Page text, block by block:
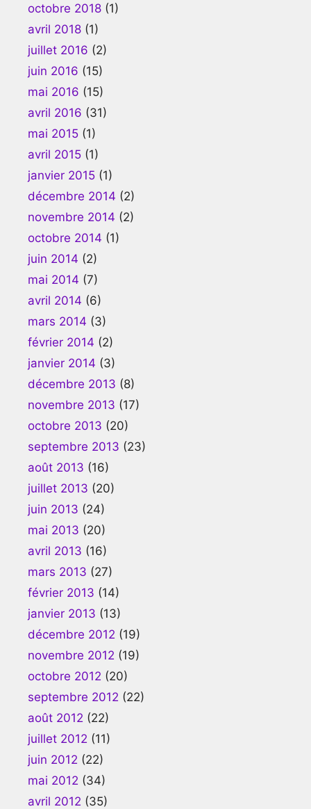
octobre 2018 (1)
avril 2018 (1)
juillet 2016 (2)
juin 2016 (15)
mai 2016 (15)
avril 2016 (31)
mai 2015 (1)
avril 2015 (1)
janvier 2015 (1)
décembre 2014 (2)
novembre 2014 (2)
octobre 2014 (1)
juin 2014 (2)
mai 2014 (7)
avril 2014 (6)
mars 2014 (3)
février 2014 (2)
janvier 2014 (3)
décembre 2013 (8)
novembre 2013 (17)
octobre 2013 (20)
septembre 2013 (23)
août 2013 (16)
juillet 2013 (20)
juin 2013 (24)
mai 2013 (20)
avril 2013 (16)
mars 2013 (27)
février 2013 (14)
janvier 2013 (13)
décembre 2012 (19)
novembre 2012 (19)
octobre 2012 (20)
septembre 2012 (22)
août 2012 (22)
juillet 2012 (11)
juin 2012 (22)
mai 2012 (34)
avril 2012 (35)